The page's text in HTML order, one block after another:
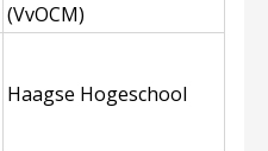
(VvOCM)
Haagse Hogeschool